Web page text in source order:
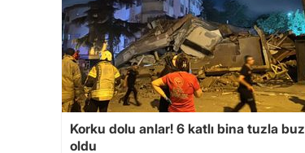
Korku dolu anlar! 6 katlı bina tuzla buz
oldu